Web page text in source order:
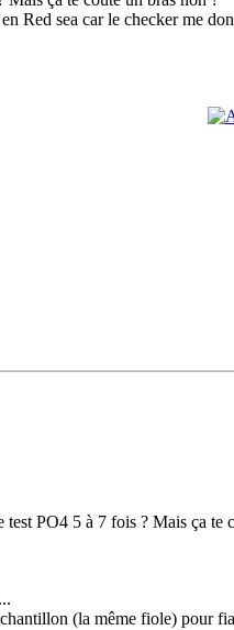
sea car le checker me
PO4 5 à 7 fois ? Mais ça te
(la même fiole) pour